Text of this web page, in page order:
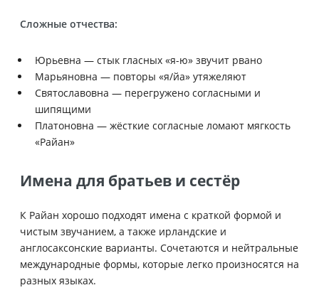
Сложные отчества:
Юрьевна — стык гласных «я-ю» звучит рвано
Марьяновна — повторы «я/йа» утяжеляют
Святославовна — перегружено согласными и
шипящими
Платоновна — жёсткие согласные ломают мягкость
«Райан»
Имена для братьев и сестёр
К Райан хорошо подходят имена с краткой формой и
чистым звучанием, а также ирландские и
англосаксонские варианты. Сочетаются и нейтральные
международные формы, которые легко произносятся на
разных языках.